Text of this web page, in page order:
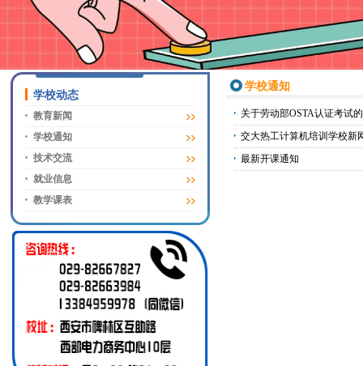
学校动态
教育新闻
学校通知
技术交流
就业信息
教学课表
学校通知
关于劳动部OSTA认证考试
交大热工计算机培训学校新
最新开课通知